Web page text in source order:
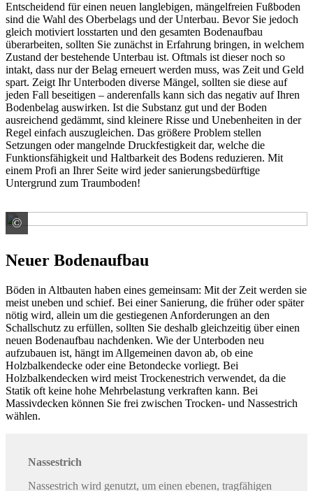
Entscheidend für einen neuen langlebigen, mängelfreien Fußboden
sind die Wahl des Oberbelags und der Unterbau. Bevor Sie jedoch
gleich motiviert losstarten und den gesamten Bodenaufbau
überarbeiten, sollten Sie zunächst in Erfahrung bringen, in welchem
Zustand der bestehende Unterbau ist. Oftmals ist dieser noch so
intakt, dass nur der Belag erneuert werden muss, was Zeit und Geld
spart. Zeigt Ihr Unterboden diverse Mängel, sollten sie diese auf
jeden Fall beseitigen – anderenfalls kann sich das negativ auf Ihren
Bodenbelag auswirken. Ist die Substanz gut und der Boden
ausreichend gedämmt, sind kleinere Risse und Unebenheiten in der
Regel einfach auszugleichen. Das größere Problem stellen
Setzungen oder mangelnde Druckfestigkeit dar, welche die
Funktionsfähigkeit und Haltbarkeit des Bodens reduzieren. Mit
einem Profi an Ihrer Seite wird jeder sanierungsbedürftige
Untergrund zum Traumboden!
© Saint-Gobain Weber GmbH
Neuer Bodenaufbau
Böden in Altbauten haben eines gemeinsam: Mit der Zeit werden sie
meist uneben und schief. Bei einer Sanierung, die früher oder später
nötig wird, allein um die gestiegenen Anforderungen an den
Schallschutz zu erfüllen, sollten Sie deshalb gleichzeitig über einen
neuen Bodenaufbau nachdenken. Wie der Unterboden neu
aufzubauen ist, hängt im Allgemeinen davon ab, ob eine
Holzbalkendecke oder eine Betondecke vorliegt. Bei
Holzbalkendecken wird meist Trockenestrich verwendet, da die
Statik oft keine hohe Mehrbelastung verkraften kann. Bei
Massivdecken können Sie frei zwischen Trocken- und Nassestrich
wählen.
Nassestrich
Nassestrich wird genutzt, um einen ebenen, tragfähigen